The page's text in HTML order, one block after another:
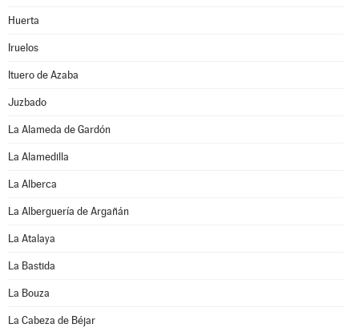
Huerta
Iruelos
Ituero de Azaba
Juzbado
La Alameda de Gardón
La Alamedilla
La Alberca
La Alberguería de Argañán
La Atalaya
La Bastida
La Bouza
La Cabeza de Béjar